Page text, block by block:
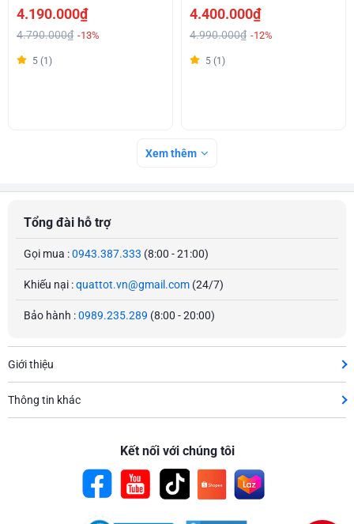
4.190.000₫
4.790.000₫ -13%
5 (1)
4.400.000₫
4.990.000₫ -12%
5 (1)
Xem thêm
Tổng đài hỗ trợ
Gọi mua :0943.387.333 (8:00 - 21:00)
Khiếu nại :quattot.vn@gmail.com (24/7)
Bảo hành :0989.235.289 (8:00 - 20:00)
Giới thiệu
Thông tin khác
Kết nối với chúng tôi